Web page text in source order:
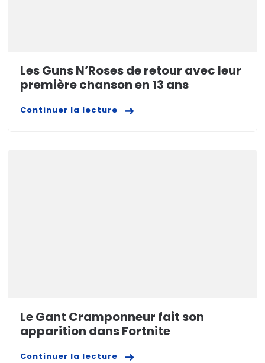
Les Guns N’Roses de retour avec leur
première chanson en 13 ans
Continuer la lecture
Le Gant Cramponneur fait son
apparition dans Fortnite
Continuer la lecture